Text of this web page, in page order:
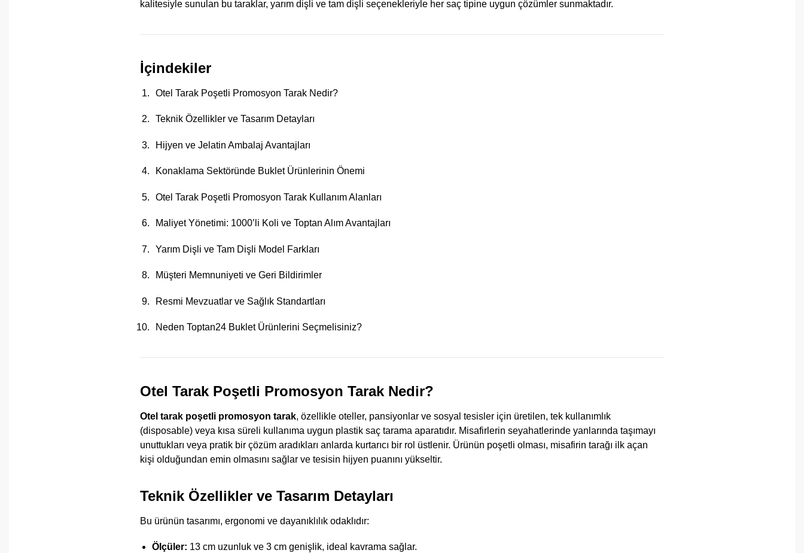
kalitesiyle sunulan bu taraklar, yarım dişli ve tam dişli seçenekleriyle her saç tipine uygun çözümler sunmaktadır.
İçindekiler
Otel Tarak Poşetli Promosyon Tarak Nedir?
Teknik Özellikler ve Tasarım Detayları
Hijyen ve Jelatin Ambalaj Avantajları
Konaklama Sektöründe Buklet Ürünlerinin Önemi
Otel Tarak Poşetli Promosyon Tarak Kullanım Alanları
Maliyet Yönetimi: 1000’li Koli ve Toptan Alım Avantajları
Yarım Dişli ve Tam Dişli Model Farkları
Müşteri Memnuniyeti ve Geri Bildirimler
Resmi Mevzuatlar ve Sağlık Standartları
Neden Toptan24 Buklet Ürünlerini Seçmelisiniz?
Otel Tarak Poşetli Promosyon Tarak Nedir?
Otel tarak poşetli promosyon tarak, özellikle oteller, pansiyonlar ve sosyal tesisler için üretilen, tek kullanımlık
(disposable) veya kısa süreli kullanıma uygun plastik saç tarama aparatıdır. Misafirlerin seyahatlerinde yanlarında taşımayı
unuttukları veya pratik bir çözüm aradıkları anlarda kurtarıcı bir rol üstlenir. Ürünün poşetli olması, misafirin tarağı ilk açan
kişi olduğundan emin olmasını sağlar ve tesisin hijyen puanını yükseltir.
Teknik Özellikler ve Tasarım Detayları
Bu ürünün tasarımı, ergonomi ve dayanıklılık odaklıdır:
Ölçüler: 13 cm uzunluk ve 3 cm genişlik, ideal kavrama sağlar.